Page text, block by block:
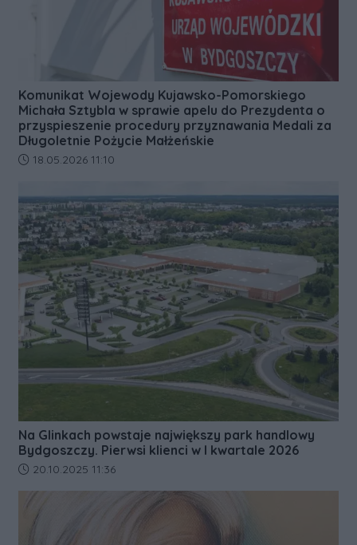
Komunikat Wojewody Kujawsko-Pomorskiego
Michała Sztybla w sprawie apelu do Prezydenta o
przyspieszenie procedury przyznawania Medali za
Długoletnie Pożycie Małżeńskie
Data dodania artykułu:
18.05.2026 11:10
Na Glinkach powstaje największy park handlowy
Bydgoszczy. Pierwsi klienci w I kwartale 2026
Data dodania artykułu:
20.10.2025 11:36